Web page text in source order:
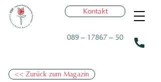
089 – 17867 – 50
Kontakt
<< Zurück zum Magazin